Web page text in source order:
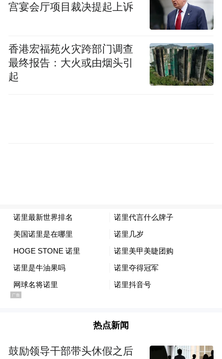
“特别声明：以上作品内容(包括在内的视频、图片或音
频)为凤凰网旗下自媒体平台“大风号”用户上传并发
布，本平台仅提供信息存储空间服务。
Notice: The content above (including the videos,
pictures and audios if any) is uploaded and posted
by the user of Dafeng Hao, which is a social media
platform and merely provides information storage
space services.”
宫宴会厅项目裁决提起上诉
香港宏福苑火灾跨部门调查
最终报告：大火或由烟头引
起
热点新闻
鼓励领导干部带头休假之后